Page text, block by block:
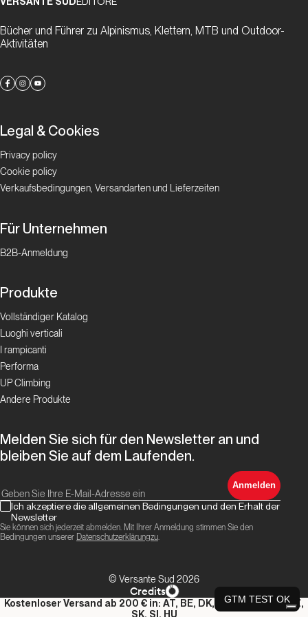
Bücher und Führer zu Alpinismus, Klettern, MTB und Outdoor-
Aktivitäten
Legal & Cookies
Privacy policy
Cookie policy
Verkaufsbedingungen, Versandarten und Lieferzeiten
Für Unternehmen
B2B-Anmeldung
Produkte
Vollständiger Katalog
Luoghi verticali
I rampicanti
Performa
UP Climbing
Andere Produkte
Melden Sie sich für den Newsletter an und
bleiben Sie auf dem Laufenden.
Anmelden
Ich akzeptiere die allgemeinen Bedingungen und den Erhalt der
Newsletter
Sie können sich jederzeit abmelden. Mit Ihrer Anmeldung stimmen Sie den
Bedingungen unserer Datenschutzerklärungzu
© Versante Sud 2026
Credits
Kostenloser Versand ab 200 € in: AT, BE, DK, DE, LU, NL, PL, CZ,
SK, SI, HU
GTM TEST OK